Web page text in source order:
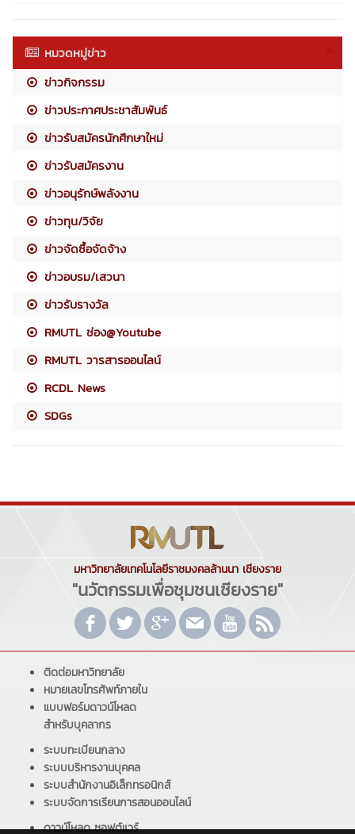
หมวดหมู่ข่าว
ข่าวกิจกรรม
ข่าวประกาศประชาสัมพันธ์
ข่าวรับสมัครนักศึกษาใหม่
ข่าวรับสมัครงาน
ข่าวอนุรักษ์พลังงาน
ข่าวทุน/วิจัย
ข่าวจัดซื้อจัดจ้าง
ข่าวอบรม/เสวนา
ข่าวรับรางวัล
RMUTL ช่อง@Youtube
RMUTL วารสารออนไลน์
RCDL News
SDGs
มหาวิทยาลัยเทคโนโลยีราชมงคลล้านนา เชียงราย
"นวัตกรรมเพื่อชุมชนเชียงราย"
ติดต่อมหาวิทยาลัย
หมายเลขโทรศัพท์ภายใน
แบบฟอร์มดาวน์โหลด
สำหรับบุคลากร
ระบบทะเบียนกลาง
ระบบบริหารงานบุคคล
ระบบสำนักงานอิเล็กทรอนิกส์
ระบบจัดการเรียนการสอนออนไลน์
ดาวน์โหลด ซอฟต์แวร์